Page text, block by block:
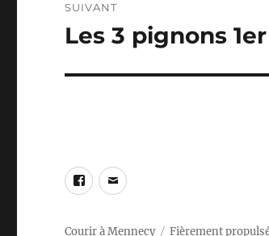
SUIVANT
Publication
Les 3 pignons
Facebook
E-
Courir à Mennecy Fièrement